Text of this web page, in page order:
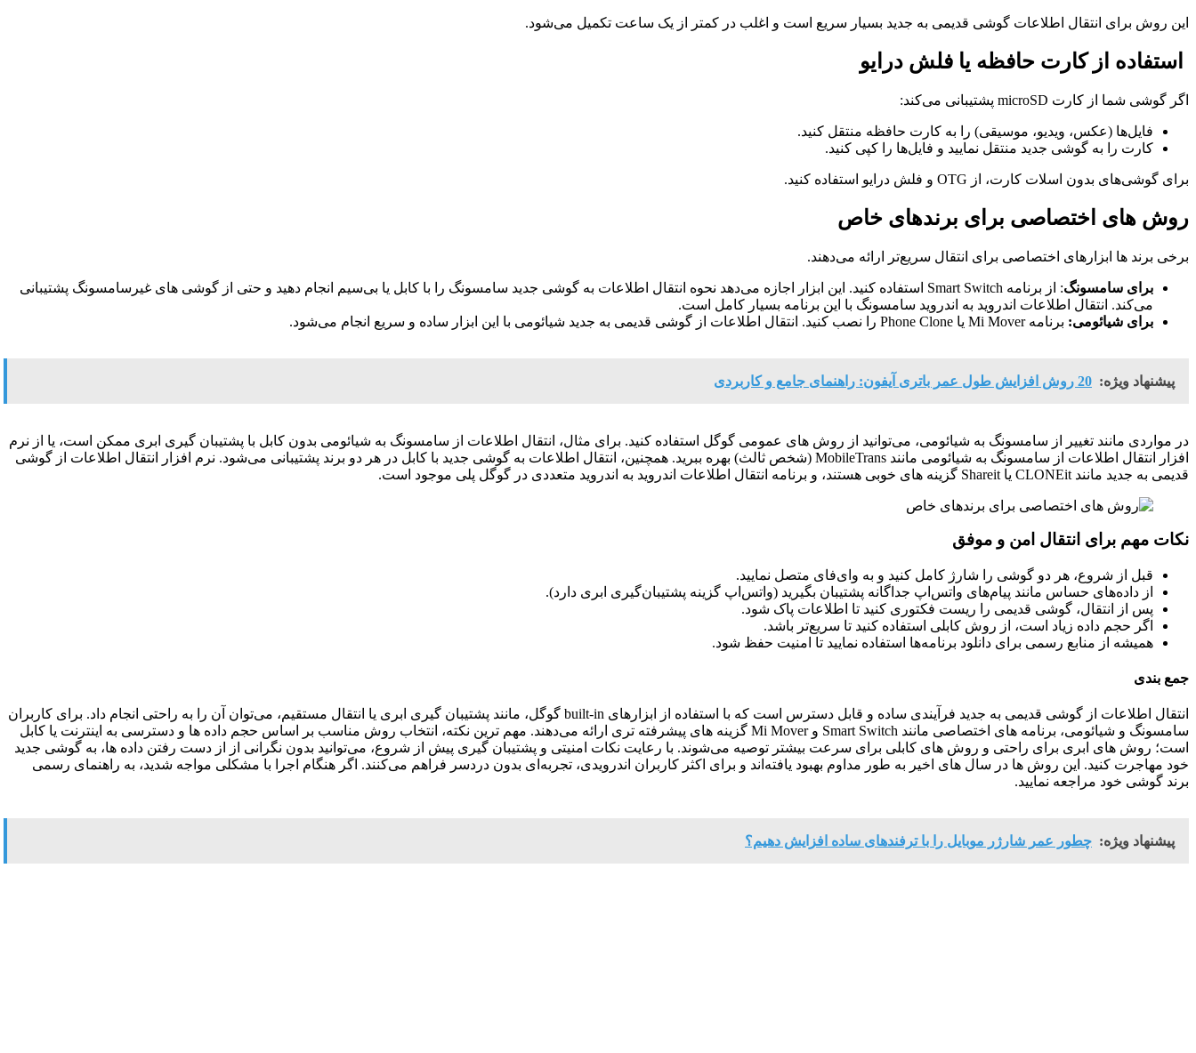
این روش برای انتقال اطلاعات گوشی قدیمی به جدید بسیار سریع است و اغلب در کمتر از یک ساعت تکمیل می‌شود.
استفاده از کارت حافظه یا فلش درایو
اگر گوشی شما از کارت microSD پشتیبانی می‌کند:
فایل‌ها (عکس، ویدیو، موسیقی) را به کارت حافظه منتقل کنید.
کارت را به گوشی جدید منتقل نمایید و فایل‌ها را کپی کنید.
برای گوشی‌های بدون اسلات کارت، از OTG و فلش درایو استفاده کنید.
روش‌ های اختصاصی برای برندهای خاص
برخی برند ها ابزارهای اختصاصی برای انتقال سریع‌تر ارائه می‌دهند.
برای سامسونگ
: از برنامه Smart Switch استفاده کنید. این ابزار اجازه می‌دهد نحوه انتقال اطلاعات به گوشی جدید سامسونگ را با کابل یا بی‌سیم انجام دهید و حتی از گوشی‌ های غیرسامسونگ پشتیبانی
می‌کند. انتقال اطلاعات اندروید به اندروید سامسونگ با این برنامه بسیار کامل است.
برای شیائومی: برنامه Mi Mover یا Phone Clone را نصب کنید. انتقال اطلاعات از گوشی قدیمی به جدید شیائومی با این ابزار ساده و سریع انجام می‌شود.
پیشنهاد ویژه: 20 روش افزایش طول عمر باتری آیفون: راهنمای جامع و کاربردی
در مواردی مانند تغییر از سامسونگ به شیائومی، می‌توانید از روش‌ های عمومی گوگل استفاده کنید. برای مثال، انتقال اطلاعات از سامسونگ به شیائومی بدون کابل با پشتیبان‌ گیری ابری ممکن است، یا از نرم
افزار انتقال اطلاعات از سامسونگ به شیائومی مانند MobileTrans (شخص ثالث) بهره ببرید. همچنین، انتقال اطلاعات به گوشی جدید با کابل در هر دو برند پشتیبانی می‌شود. نرم افزار انتقال اطلاعات از گوشی
قدیمی به جدید مانند CLONEit یا Shareit گزینه‌ های خوبی هستند، و برنامه انتقال اطلاعات اندروید به اندروید متعددی در گوگل پلی موجود است.
نکات مهم برای انتقال امن و موفق
قبل از شروع، هر دو گوشی را شارژ کامل کنید و به وای‌فای متصل نمایید.
از داده‌های حساس مانند پیام‌های واتس‌اپ جداگانه پشتیبان بگیرید (واتس‌اپ گزینه پشتیبان‌گیری ابری دارد).
پس از انتقال، گوشی قدیمی را ریست فکتوری کنید تا اطلاعات پاک شود.
اگر حجم داده زیاد است، از روش کابلی استفاده کنید تا سریع‌تر باشد.
همیشه از منابع رسمی برای دانلود برنامه‌ها استفاده نمایید تا امنیت حفظ شود.
جمع‌ بندی
انتقال اطلاعات از گوشی قدیمی به جدید فرآیندی ساده و قابل دسترس است که با استفاده از ابزارهای built-in گوگل، مانند پشتیبان‌ گیری ابری یا انتقال مستقیم، می‌توان آن را به راحتی انجام داد. برای کاربران
سامسونگ و شیائومی، برنامه‌ های اختصاصی مانند Smart Switch و Mi Mover گزینه‌ های پیشرفته‌ تری ارائه می‌دهند. مهم‌ ترین نکته، انتخاب روش مناسب بر اساس حجم داده‌ ها و دسترسی به اینترنت یا کابل
است؛ روش‌ های ابری برای راحتی و روش‌ های کابلی برای سرعت بیشتر توصیه می‌شوند. با رعایت نکات امنیتی و پشتیبان‌ گیری پیش از شروع، می‌توانید بدون نگرانی از از دست رفتن داده‌ ها، به گوشی جدید
خود مهاجرت کنید. این روش‌ ها در سال‌ های اخیر به طور مداوم بهبود یافته‌اند و برای اکثر کاربران اندرویدی، تجربه‌ای بدون دردسر فراهم می‌کنند. اگر هنگام اجرا با مشکلی مواجه شدید، به راهنمای رسمی
برند گوشی خود مراجعه نمایید.
پیشنهاد ویژه: چطور عمر شارژر موبایل را با ترفندهای ساده افزایش دهیم؟